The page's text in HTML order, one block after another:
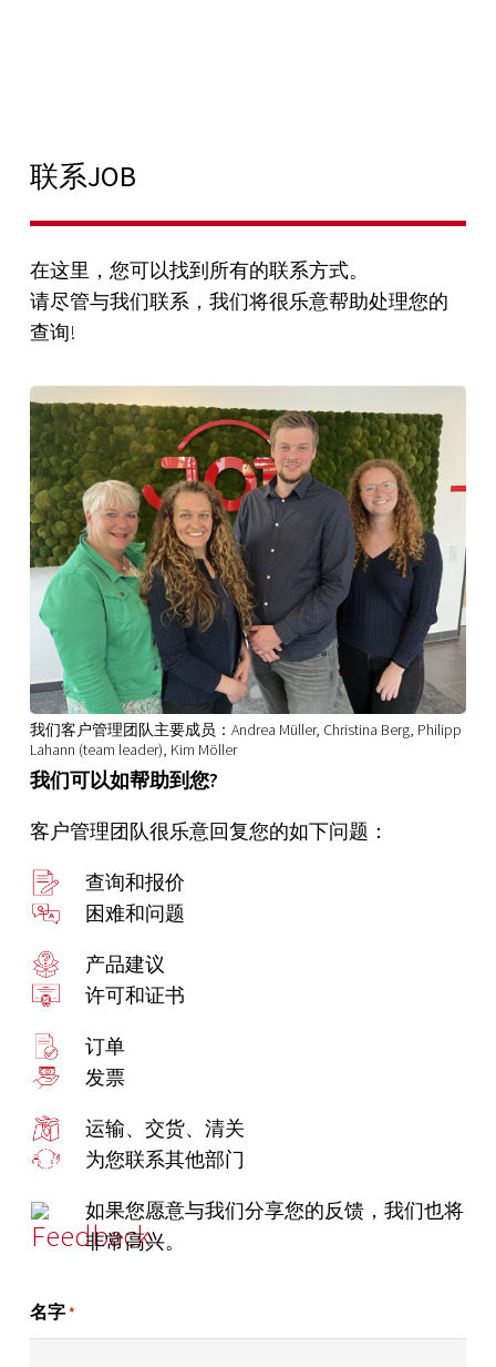
联系JOB
在这里，您可以找到所有的联系方式。
请尽管与我们联系，我们将很乐意帮助处理您的
查询!
我们客户管理团队主要成员：Andrea Müller, Christina Berg, Philipp
Lahann (team leader), Kim Möller
我们可以如帮助到您?
客户管理团队很乐意回复您的如下问题：
查询和报价
困难和问题
产品建议
许可和证书
订单
发票
运输、交货、清关
为您联系其他部门
如果您愿意与我们分享您的反馈，我们也将
非常高兴。
名字*